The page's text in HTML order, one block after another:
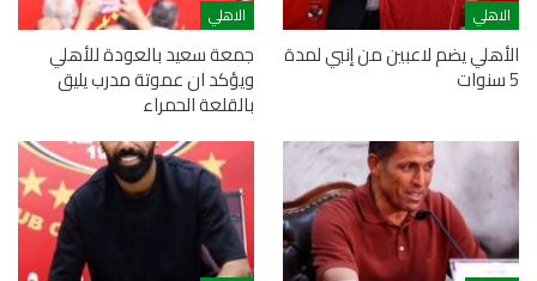
الاهلي
الأهلي يضم لاعبين من إنبي لمدة
5 سنوات
الاهلي
جمعة سعيد بالعودة للأهلي
ويؤكد ان عموتة مدرب يليق
بالقلعة الحمراء